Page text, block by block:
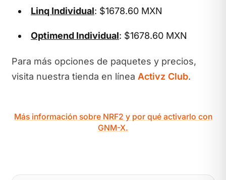
Linq Individual: $1678.60 MXN
Optimend Individual: $1678.60 MXN
Para más opciones de paquetes y precios,
visita nuestra tienda en línea Activz Club.
Más información sobre NRF2 y por qué activarlo con
GNM-X.